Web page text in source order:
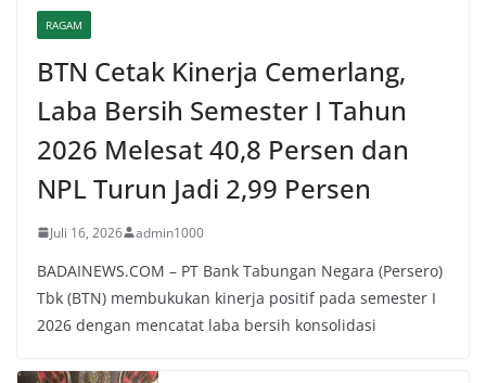
RAGAM
BTN Cetak Kinerja Cemerlang,
Laba Bersih Semester I Tahun
2026 Melesat 40,8 Persen dan
NPL Turun Jadi 2,99 Persen
Juli 16, 2026 admin1000
BADAINEWS.COM – PT Bank Tabungan Negara (Persero)
Tbk (BTN) membukukan kinerja positif pada semester I
2026 dengan mencatat laba bersih konsolidasi